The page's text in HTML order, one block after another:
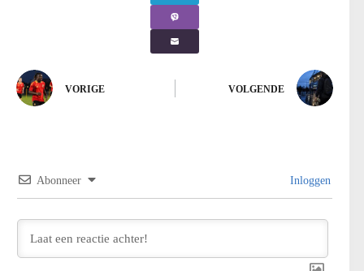
VORIGE VOLGENDE
Abonneer Inloggen